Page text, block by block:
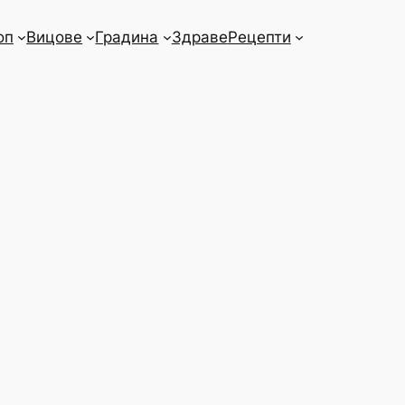
Вицове Градина ЗдравеРецепти